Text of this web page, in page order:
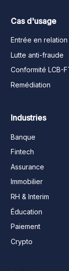
Cas d'usage
Entrée en relation
Lutte anti-fraude
Conformité LCB-
Remédiation
Industries
Banque
Fintech
Assurance
Immobilier
RH & Interim
Éducation
Paiement
Crypto